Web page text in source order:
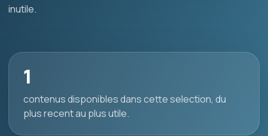
inutile.
1
contenus disponibles dans cette selection, du
plus recent au plus utile.